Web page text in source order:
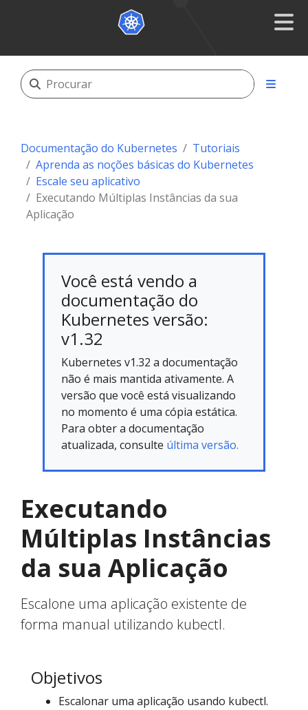
Documentação do Kubernetes
Tutoriais
Aprenda as noções básicas do Kubernetes
Escale seu aplicativo
Executando Múltiplas Instâncias da sua
Aplicação
Você está vendo a
documentação do
Kubernetes versão:
v1.32
Kubernetes v1.32 a documentação
não é mais mantida ativamente. A
versão que você está visualizando
no momento é uma cópia estática.
Para obter a documentação
atualizada, consulte última versão.
Executando
Múltiplas Instâncias
da sua Aplicação
Escalone uma aplicação existente de
forma manual utilizando kubectl.
Objetivos
Escalonar uma aplicação usando kubectl.